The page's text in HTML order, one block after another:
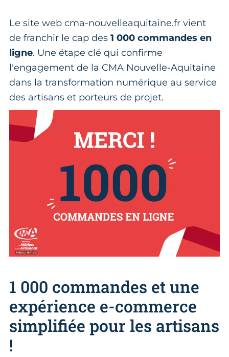
Le site web cma-nouvelleaquitaine.fr vient
de franchir le cap des 1 000 commandes en
ligne. Une étape clé qui confirme
l’engagement de la CMA Nouvelle-Aquitaine
dans la transformation numérique au service
des artisans et porteurs de projet.
1 000 commandes et une
expérience e-commerce
simplifiée pour les artisans
!